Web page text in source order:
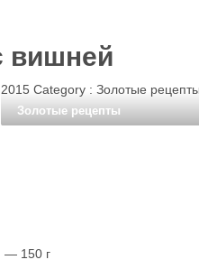
вишней
Category : Золотые
Золотые рецепты
— 150 г